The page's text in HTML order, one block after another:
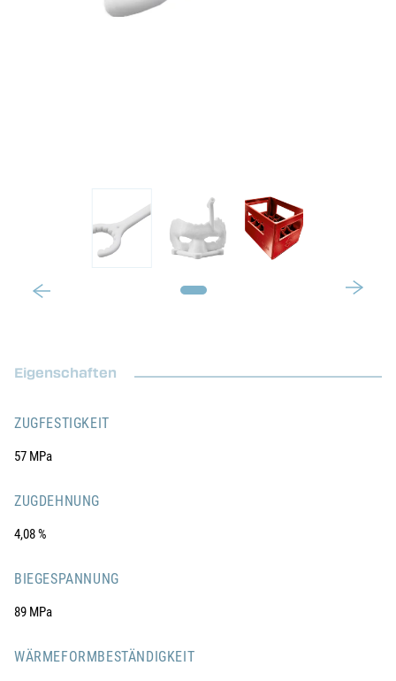
Eigenschaften
ZUGFESTIGKEIT
57 MPa
ZUGDEHNUNG
4,08 %
BIEGESPANNUNG
89 MPa
WÄRMEFORMBESTÄNDIGKEIT